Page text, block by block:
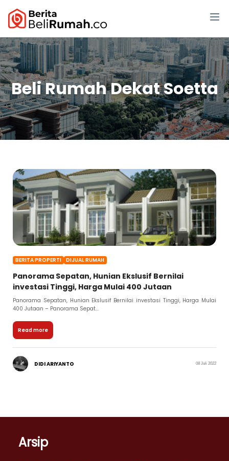
Beli Rumah Dekat Soetta
BERITA PROPERTI DIJUAL RUMAH
Panorama Sepatan, Hunian Ekslusif Bernilai
investasi Tinggi, Harga Mulai 400 Jutaan
Panorama Sepatan, Hunian Ekslusif Bernilai investasi Tinggi, Harga Mulai
400 Jutaan – Panorama Sepat...
Read more
DIDI ARIYANTO 08 Juli 2022
Arsip